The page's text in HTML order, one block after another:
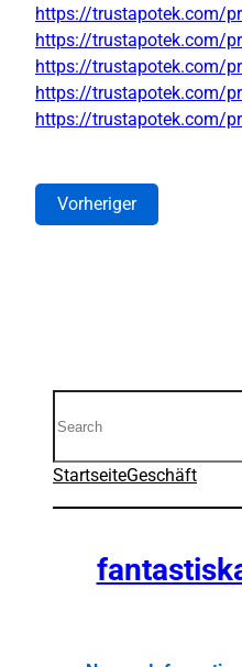
https://trustapotek.com/
https://trustapotek.com/
https://trustapotek.com/
https://trustapotek.com/
https://trustapotek.com/
Vorheriger
StartseiteGeschäft